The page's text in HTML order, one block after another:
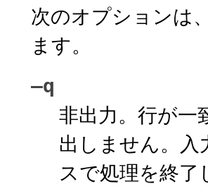
次のオプションは、
ます。
–q
非出力。行が一
出しません。
スで処理を終了